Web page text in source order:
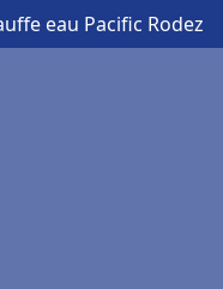
eau Pacific Rodez